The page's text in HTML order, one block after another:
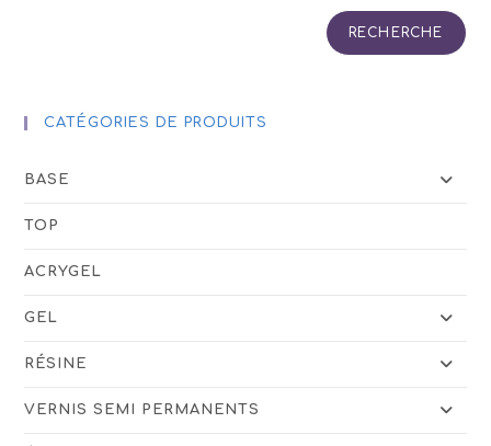
RECHERCHE
CATÉGORIES DE PRODUITS
BASE
TOP
ACRYGEL
GEL
RÉSINE
VERNIS SEMI PERMANENTS